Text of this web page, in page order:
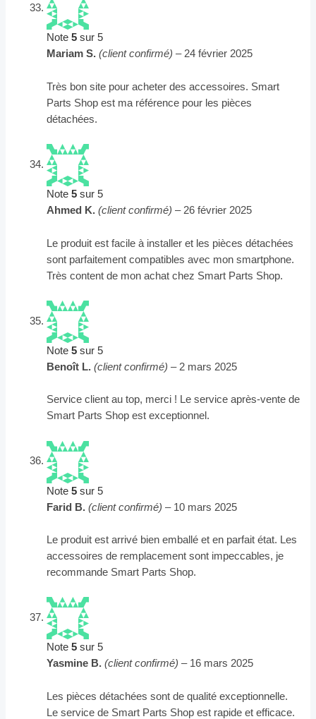
Note5 sur 5
Mariam S.(client confirmé) – 24 février 2025
Très bon site pour acheter des accessoires. Smart
Parts Shop est ma référence pour les pièces
détachées.
Note5 sur 5
Ahmed K.(client confirmé) – 26 février 2025
Le produit est facile à installer et les pièces détachées
sont parfaitement compatibles avec mon smartphone.
Très content de mon achat chez Smart Parts Shop.
Note5 sur 5
Benoît L.(client confirmé) – 2 mars 2025
Service client au top, merci ! Le service après-vente de
Smart Parts Shop est exceptionnel.
Note5 sur 5
Farid B.(client confirmé) – 10 mars 2025
Le produit est arrivé bien emballé et en parfait état. Les
accessoires de remplacement sont impeccables, je
recommande Smart Parts Shop.
Note5 sur 5
Yasmine B.(client confirmé) – 16 mars 2025
Les pièces détachées sont de qualité exceptionnelle.
Le service de Smart Parts Shop est rapide et efficace.